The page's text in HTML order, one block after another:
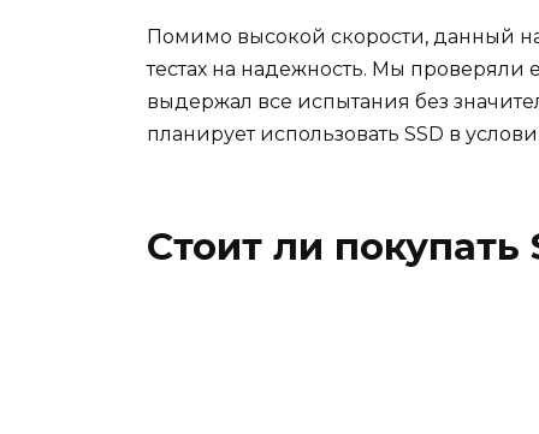
Помимо высокой скорости, данный
тестах на надежность. Мы проверяли
выдержал все испытания без
планирует использовать SSD в
Стоит ли